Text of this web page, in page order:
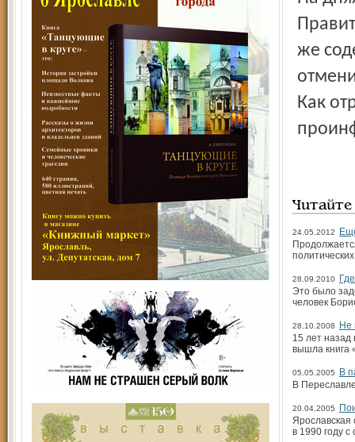
же
Как
24.05.2012
28.09.2010
Это было
человек
28.10.2008
Не
15 лет назад
вышла книга
05.05.2005
В
В
20.04.2005
Ярославская
в 1990 году